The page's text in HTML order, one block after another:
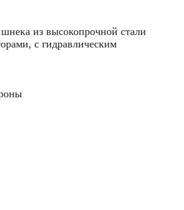
из высокопрочной стали
с гидравлическим